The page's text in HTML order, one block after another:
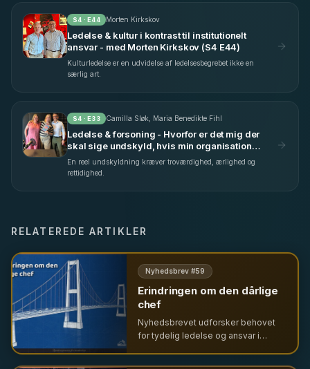
S4 · E44 Morten Kirkskov
Ledelse & kultur i kontrast til institutionelt
ansvar - med Morten Kirkskov (S4 E44)
Kulturledelse er en udvidelse af ledelsesbegrebet ikke en
særlig art.
S4 · E33 Camilla Sløk, Maria Benedikte Fihl
Ledelse & forsoning - Hvorfor er det mig der
skal sige undskyld, hvis min organisation
begår fejl? - med Camilla Sløk & Maria
Benedikte Fihl (S4 E33)
En reel undskyldning kræver troværdighed, ærlighed og
rettidighed.
RELATEREDE ARTIKLER
Nyhedsbrev #59
Erindringen om den dårlige
chef
Nyhedsbrevet udforsker behovet
for tydelig ledelse og ansvar i